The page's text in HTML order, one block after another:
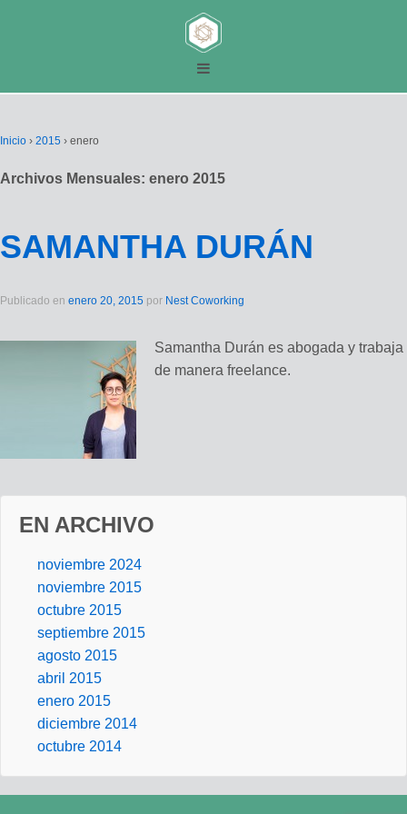
Inicio › 2015 › enero
Archivos Mensuales: enero 2015
SAMANTHA DURÁN
Publicado en enero 20, 2015 por Nest Coworking
Samantha Durán es abogada y trabaja
de manera freelance.
EN ARCHIVO
noviembre 2024
noviembre 2015
octubre 2015
septiembre 2015
agosto 2015
abril 2015
enero 2015
diciembre 2014
octubre 2014